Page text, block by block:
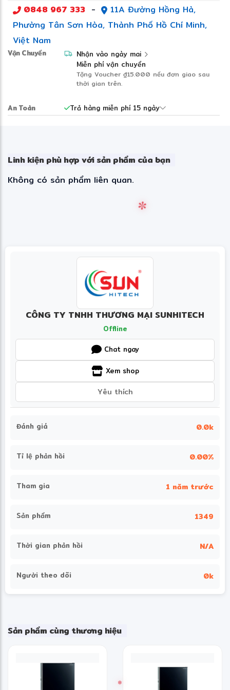
Vệ sinh lồng giặt
Khóa trẻ em
Hẹn giờ giặt
Chống nhăn
Thông tin lắp đặt
Kích thước - Khối lượng:
Cao 83.8 cm - Ngang 59.3 cm - Sâu 60 cm - Nặng 67
Chiều dài ống thoát nước:
0848 967 333 -
11A Đường Hồng Hà,
Phường Tân Sơn Hòa, Thành Phố Hồ Chí Minh,
Việt Nam
Vận Chuyển
Nhận vào ngày mai
Miễn phí vận chuyển
Tặng Voucher ₫15.000 nếu đơn giao sau
thời gian trên.
An Toàn Trả hàng miễn phí 15 ngày
Linh kiện phù hợp với sản phẩm của bạn
Không có sản phẩm liên quan.
CÔNG TY TNHH THƯƠNG MẠI SUNHITECH
Offline
Chat ngay
Xem shop
Yêu thích
Đánh giá 0.0k
Tỉ lệ phản hồi 0.00%
Tham gia 1 năm trước
Sản phẩm 1349
Thời gian phản hồi N/A
Người theo dõi 0k
Sản phẩm cùng thương hiệu
✼